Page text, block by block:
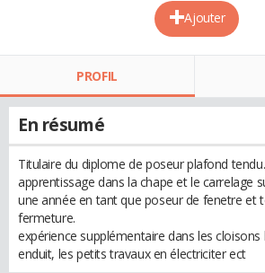
Ajouter
PROFIL
En résumé
Titulaire du diplome de poseur plafond tendu.
apprentissage dans la chape et le carrelage
une année en tant que poseur de fenetre et
fermeture.
expérience supplémentaire dans les cloisons
enduit, les petits travaux en électriciter ect